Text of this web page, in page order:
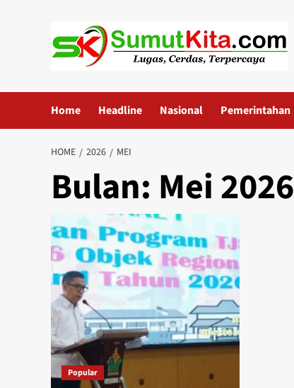
Home Headline Nasional Pemerintahan
HOME 2026 MEI
Bulan: Mei 2026
Popular